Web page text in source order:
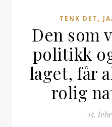
TENK DET,
Den som
politikk
laget, får
rolig
15.